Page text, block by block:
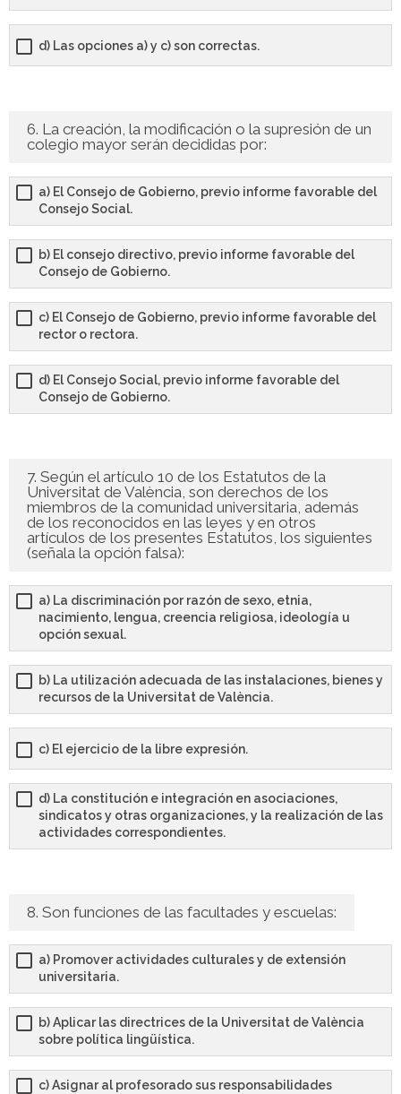
d) Las opciones a) y c) son correctas.
6. La creación, la modificación o la supresión de un
colegio mayor serán decididas por:
a) El Consejo de Gobierno, previo informe favorable del
Consejo Social.
b) El consejo directivo, previo informe favorable del
Consejo de Gobierno.
c) El Consejo de Gobierno, previo informe favorable del
rector o rectora.
d) El Consejo Social, previo informe favorable del
Consejo de Gobierno.
7. Según el artículo 10 de los Estatutos de la
Universitat de València, son derechos de los
miembros de la comunidad universitaria, además
de los reconocidos en las leyes y en otros
artículos de los presentes Estatutos, los siguientes
(señala la opción falsa):
a) La discriminación por razón de sexo, etnia,
nacimiento, lengua, creencia religiosa, ideología u
opción sexual.
b) La utilización adecuada de las instalaciones, bienes y
recursos de la Universitat de València.
c) El ejercicio de la libre expresión.
d) La constitución e integración en asociaciones,
sindicatos y otras organizaciones, y la realización de las
actividades correspondientes.
8. Son funciones de las facultades y escuelas:
a) Promover actividades culturales y de extensión
universitaria.
b) Aplicar las directrices de la Universitat de València
sobre política lingüística.
c) Asignar al profesorado sus responsabilidades